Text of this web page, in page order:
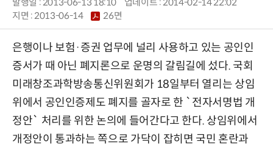
발행일 : 2013-06-13 18:10
업데이트 : 2014-02-14 22:02
지면 :2013-06-14 26면
은행이나 보험·증권 업무에 널리 사용하고 있는 공인인
증서가 때 아닌 폐지론으로 운명의 갈림길에 섰다. 국회
미래창조과학방송통신위원회가 18일부터 열리는 상임
위에서 공인인증제도 폐지를 골자로 한 `전자서명법 개
정안` 처리를 위한 논의에 들어간다고 한다. 상임위에서
개정안이 통과하는 쪽으로 가닥이 잡히면 국민 혼란과